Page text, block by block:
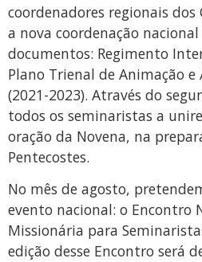
coordenadores regionais dos
a nova coordenação
documentos: Regimento
Plano Trienal de Animação e
(2021-2023). Através do
todos os seminaristas a
oração da Novena, na
Pentecostes.
No mês de agosto,
evento nacional: o Encontro
Missionária para
edição desse Encontro será